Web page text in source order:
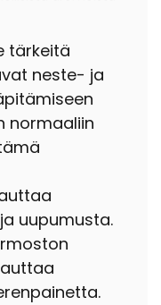
tärkeitä
neste- ja
normaaliin
uupumusta.